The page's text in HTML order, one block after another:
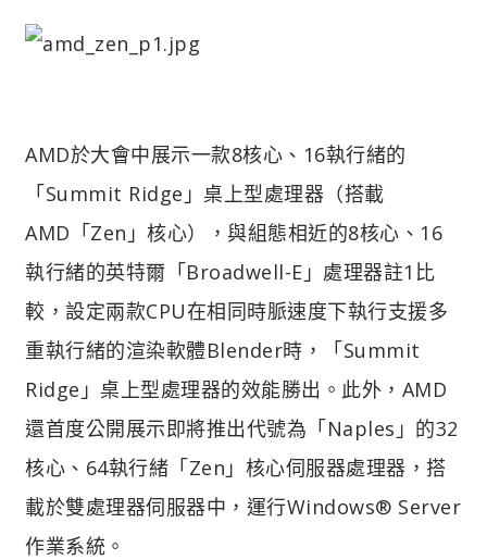
AMD於大會中展示一款8核心、16執行緒的
「Summit Ridge」桌上型處理器（搭載
AMD「Zen」核心），與組態相近的8核心、16
執行緒的英特爾「Broadwell-E」處理器註1比
較，設定兩款CPU在相同時脈速度下執行支援多
重執行緒的渲染軟體Blender時，「Summit
Ridge」桌上型處理器的效能勝出。此外，AMD
還首度公開展示即將推出代號為「Naples」的32
核心、64執行緒「Zen」核心伺服器處理器，搭
載於雙處理器伺服器中，運行Windows® Server
作業系統。